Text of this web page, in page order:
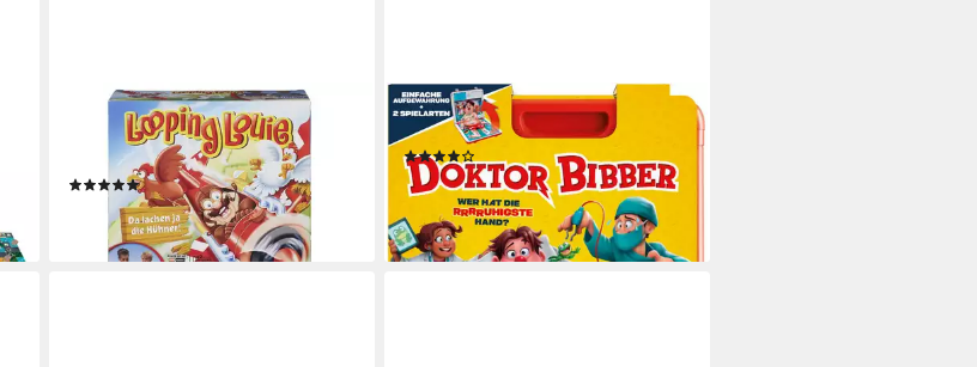
HASBRO
Spiel Hasbro Gaming, Looping Louie,
Kinderspiel
(135)
ab 50,41 €
leider ausverkauft
HASBRO
Spiel Doktor Bibber, Kinderspiel
(4)
25,59 € UVP29,99 €
lieferbar - in 1-2 Werktagen bei dir